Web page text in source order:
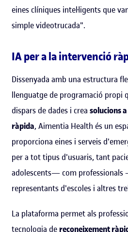
eines clíniques intel·ligents que
simple videotrucada".
IA per a la intervenció
Dissenyada amb una estructura
llenguatge de programació propi
dispars de dades i crea solucions
ràpida, Aimentia Health és un
proporciona eines i serveis
per a tot tipus d'usuaris, tant
adolescents— com professionals
representants d'escoles i altres
La plataforma permet als
tecnologia de reconeixement